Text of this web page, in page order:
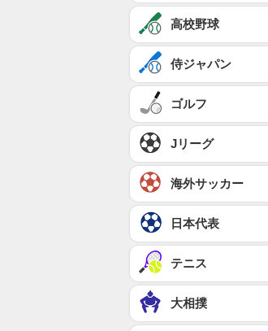
高校野球
侍ジャパン
ゴルフ
Jリーグ
海外サッカー
日本代表
テニス
大相撲